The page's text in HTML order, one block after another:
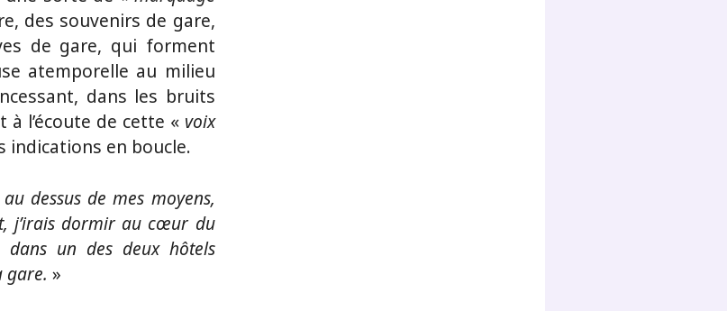
des souvenirs de gare,
de gare, qui forment
atemporelle au milieu
dans les bruits
l’écoute de cette « voix
indications en boucle.
dessus de mes moyens,
j’irais dormir au cœur du
dans un des deux hôtels
gare. »